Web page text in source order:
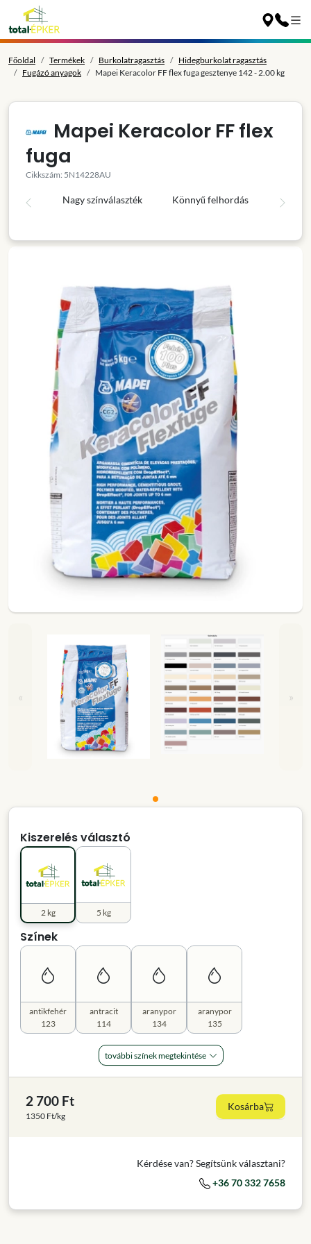
Főoldal Termékek Burkolatragasztás
Hidegburkolat ragasztás
Fugázó anyagok
Mapei Keracolor FF flex fuga gesztenye 142 - 2.00 kg
Mapei Keracolor FF flex
fuga
Cikkszám: 5N14228AU
Nagy színválaszték Könnyű felhordás
« »
Kiszerelés választó
2 kg 5 kg
Színek
antikfehér
123
antracit
114
aranypor
134
aranypor
135
további színek megtekintése
2 700 Ft
1350 Ft/kg
Kosárba
Kérdése van? Segítsünk választani?
+36 70 332 7658